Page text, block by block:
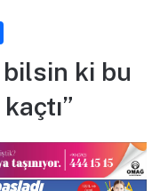
bilsin ki bu